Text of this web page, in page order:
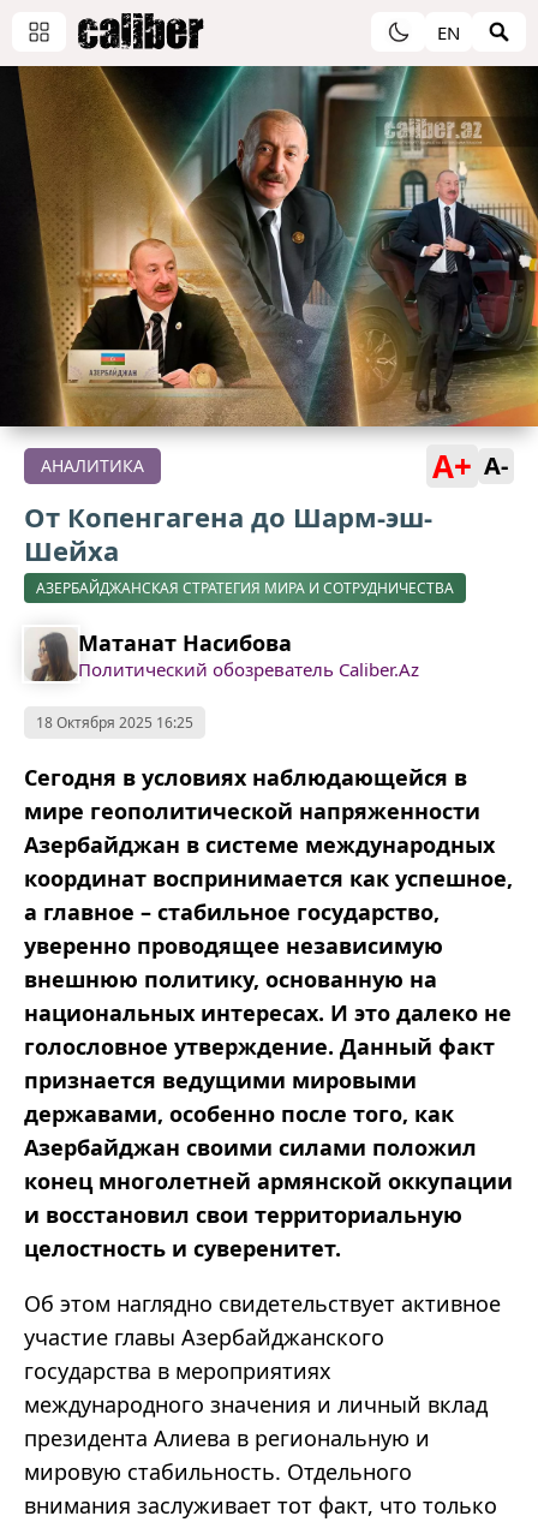
EN
АНАЛИТИКА A+ A-
От Копенгагена до Шарм-эш-
Шейха
АЗЕРБАЙДЖАНСКАЯ СТРАТЕГИЯ МИРА И СОТРУДНИЧЕСТВА
Матанат Насибова
Политический обозреватель Caliber.Az
18 Октября 2025 16:25
Сегодня в условиях наблюдающейся в
мире геополитической напряженности
Азербайджан в системе международных
координат воспринимается как успешное,
а главное – стабильное государство,
уверенно проводящее независимую
внешнюю политику, основанную на
национальных интересах. И это далеко не
голословное утверждение. Данный факт
признается ведущими мировыми
державами, особенно после того, как
Азербайджан своими силами положил
конец многолетней армянской оккупации
и восстановил свои территориальную
целостность и суверенитет.
Об этом наглядно свидетельствует активное
участие главы Азербайджанского
государства в мероприятиях
международного значения и личный вклад
президента Алиева в региональную и
мировую стабильность. Отдельного
внимания заслуживает тот факт, что только